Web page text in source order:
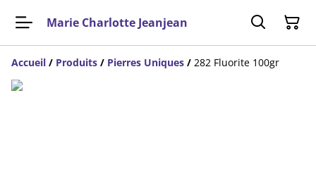
Marie Charlotte Jeanjean
Accueil / Produits / Pierres Uniques / 282 Fluorite 100gr